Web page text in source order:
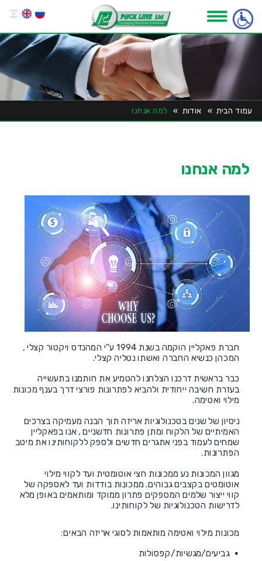
עמוד הבית» אודות » למה אנחנו
למה אנחנו
חברת פאקליין הוקמה בשנת 1994 ע"י המהנדס ויקטור קצלי ,
המכהן כנשיא החברה ואשתו נטליה קצלי.
כבר בראשית דרכנו הצלחנו להטמיע את חותמנו בתעשייה
בעזרת חשיבה ייחודית ולהביא לפתרונות פורצי דרך בענף מכונות
מילוי ואטימה.
ניסיון של שנים בטכנולוגיות אריזה תוך הבנה מעמיקה בצרכים
האמיתיים של הלקוח ומתן פתרונות חדשניים , אנו בפאקליין
שמחים לעמוד בפני אתגרים חדשים ולספק ללקוחותינו את מיטב
הפתרונות.
מגוון המכונות נע ממכונות חצי אוטומטית ועד לקווי מילוי
אוטומטים בקצבים גבוהים. ממכונות בודדות ועד לאספקה של
קווי ייצור שלמים המספקים פתרון ממוקד ומותאמים באופן מלא
לדרישות הטכנולוגיות של לקוחותינו.
מכונות מילוי ואטימה מותאמות לסוגי אריזה הבאים:
גביעים/מגשיות/קפסולות